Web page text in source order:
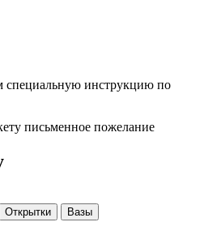
специальную инструкцию по
письменное пожелание
Открытки Вазы